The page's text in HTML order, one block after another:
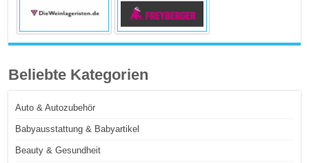
Beliebte Kategorien
Auto & Autozubehör
Babyausstattung & Babyartikel
Beauty & Gesundheit